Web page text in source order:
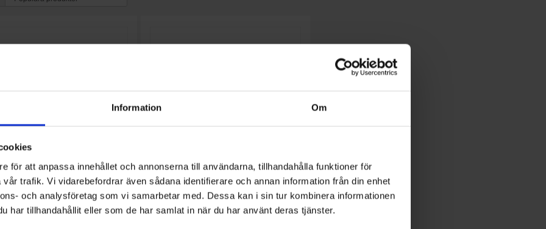
Information Om
för att anpassa innehållet och annonserna till användarna, tillhandahålla funktioner för
trafik. Vi vidarebefordrar även sådana identifierare och annan information från din enhet
och analysföretag som vi samarbetar med. Dessa kan i sin tur kombinera informationen
har tillhandahållit eller som de har samlat in när du har använt deras tjänster.
fläkt
WVH92KF
Häll med fläkt
Whirlpool WVH 92 K/1